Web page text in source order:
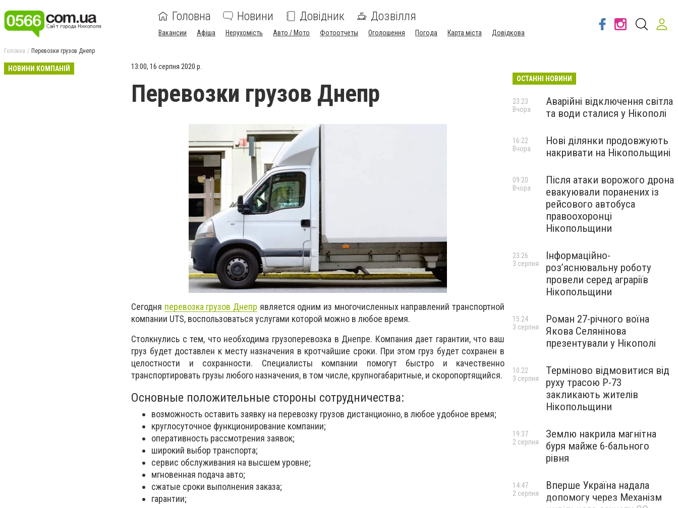
Головна Новини Довідник Дозвілля
Вакансии Афіша Нерухомість Авто / Мото Фотоотчеты Оголошення Погода Карта міста Довідкова
Головна Перевозки грузов Днепр
НОВИНИ КОМПАНІЙ 13:00, 16 серпня 2020 р.
Перевозки грузов Днепр
Сегодня перевозка грузов Днепр является одним из многочисленных направлений транспортной
компании UTS, воспользоваться услугами которой можно в любое время.
Столкнулись с тем, что необходима грузоперевозка в Днепре. Компания дает гарантии, что ваш
груз будет доставлен к месту назначения в кротчайшие сроки. При этом груз будет сохранен в
целостности и сохранности. Специалисты компании помогут быстро и качественно
транспортировать грузы любого назначения, в том числе, крупногабаритные, и скоропортящийся.
Основные положительные стороны сотрудничества:
возможность оставить заявку на перевозку грузов дистанционно, в любое удобное время;
круглосуточное функционирование компании;
оперативность рассмотрения заявок;
широкий выбор транспорта;
сервис обслуживания на высшем уровне;
мгновенная подача авто;
сжатые сроки выполнения заказа;
гарантии;
ОСТАННІ НОВИНИ
Аварійні відключення світла
та води сталися у Нікополі
23:23
Вчора
Нові ділянки продовжують
накривати на Нікопольщині
16:22
Вчора
Після атаки ворожого дрона
евакуювали поранених із
рейсового автобуса
правоохоронці
Нікопольщини
09:20
Вчора
Інформаційно-
роз’яснювальну роботу
провели серед аграріїв
Нікопольщини
23:26
3 серпня
Роман 27-річного воїна
Якова Селянінова
презентували у Нікополі
15:24
3 серпня
Терміново відмовитися від
руху трасою Р-73
закликають жителів
Нікопольщини
10:22
3 серпня
Землю накрила магнітна
буря майже 6-бального
рівня
19:37
2 серпня
Вперше Україна надала
допомогу через Механізм
14:47
2 серпня